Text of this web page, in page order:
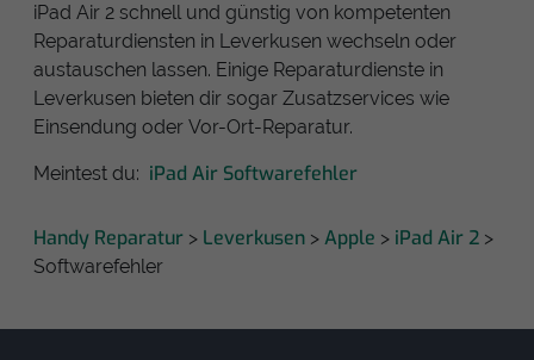
iPad Air 2 schnell und günstig von kompetenten
Reparaturdiensten in Leverkusen wechseln oder
austauschen lassen. Einige Reparaturdienste in
Leverkusen bieten dir sogar Zusatzservices wie
Einsendung oder Vor-Ort-Reparatur.
Meintest du: iPad Air Softwarefehler
Handy Reparatur > Leverkusen > Apple > iPad Air 2 >
Softwarefehler